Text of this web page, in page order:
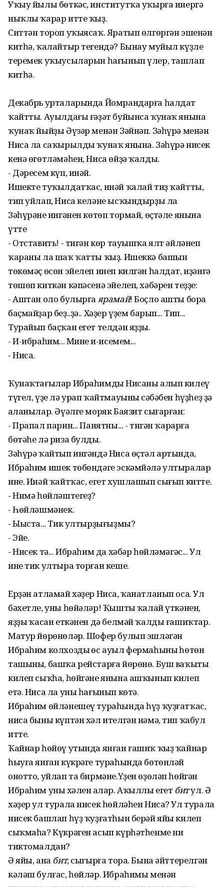
Уҡыу йылы бөткәс, институтҡа уҡырға инергә
ныҡлы ҡарар итте ҡыҙ.
Ситтән тороп уҡыясаҡ. Яратып өлгөргән эшенән
китһә, ҡалайтыр тегендә? Бынау муйыл күҙле
теремек уҡыусыларын һағынып үлер, ташлап
китһә.
Декабрь урталарында Йомрандарға һалдат
ҡайтты. Ауылдағы ғәҙәт буйынса ҡунаҡ янына
ҡунаҡ йыйҙы Әүзәр менән Зәйнәп. Зәһүрә менән
Ниса ла саҡырылды ҡунаҡ янына. Зәһүрә нисек
кенә өгөтләмәһен, Ниса өйҙә ҡалды.
- Дәресем күп, инәй.
Ишекте туҡылдатҡас, инәй ҡалай тиҙ ҡайтты,
тип уйлап, Ниса келәне ысҡындырҙы ла
Зәһүрәнең ингәнен көтөп тормай, өҫтәле янына
үтте
- Отставить! - тигән көр тауышҡа ялт әйләнеп
ҡараны ла шаҡ ҡатты ҡыҙ. Ишеккә башын
төкөмәҫ өсөн эйелеп инеп килгән һалдат, иҙәнгә
төшөп киткән кәпәсенә эйелеп, хәбәрен теҙҙе:
- Аштан оло булырға ярамай! Боҫло ашты бора
баҫмайҙар беҙ..ҙә.. Хәҙер үҙем барып... Тип...
Турайып баҫҡан егет телдән яҙҙы.
- И-ибраһим... Минең и-исемем...
- Ниса.
Ҡунаҡтағылар Ибраһимдың Нисаны алып килеү
түгел, үҙе лә урап ҡайтмауының сәбәбен һүҙһеҙ ҙә
аңланылар. Әүәлге моряк Баязит сығарған:
- Прапал парин... Панятны... - тигән ҡарарға
бөтәһе лә риза булды.
Зәһүрә ҡайтып ингәндә Ниса өҫтәл артында,
Ибраһим ишек төбөндәге эскәмйәлә ултыралар
ине. Инәй ҡайтҡас, егет хушлашып сығып китте.
- Нимә һөйләштегеҙ?
- Һөйләшмәнек.
- Ыыста... Тик ултырҙығыҙмы?
- Эйе.
- Нисек тә... Ибраһим да хәбәр һөйләмәгәс... Ул
ине тик ултыра торған кеше.
Ерҙән атламай хәҙер Ниса, ҡанатланып оса. Ул
бәхетле, уны һөйәләр! Ҡыштың ҡалай үткәнен,
яҙҙың ҡасан еткәнен дә белмәй ҡалды ғашиҡтар.
Матур йөрөнөләр. Шофер булып эшләгән
Ибраһим колхоздың өс ауыл фермаһының һөтөн
ташыны, башҡа рейстарға йөрөнө. Буш ваҡыты
килеп сыҡһа, һөйгәне янына ашҡынып килеп
етә. Ниса ла уны һағынып көтә.
Ибраһим өйләнешеү тураһында һүҙ ҡуҙғатҡас,
ниса быны күптән хәл ителгән нәмә, тип ҡабул
итте.
Ҡайнар һөйөү утында янған ғашиҡ ҡыҙ ҡайнар
һыуға янған күкрәге тураһында бөтөнләй
онотто, уйлап та бирмәне.Үҙен өҙөләп һөйгән
Ибраһим уның хәлен аңлар. Аҡыллы егет битул. Ә
хәҙер ул турала нисек һөйләһен Ниса? Ул турала
нисек башлап һүҙ ҡуҙғатһын берәй яйы килеп
сыҡмаһа? Күкрәген асып күрһәтһенме ни
тиктомалдан?
Ә яйы, ана бит, сығырға тора. Бына әйттерелгән
кәләш булғас, һөйләр. Ибраһимы менән